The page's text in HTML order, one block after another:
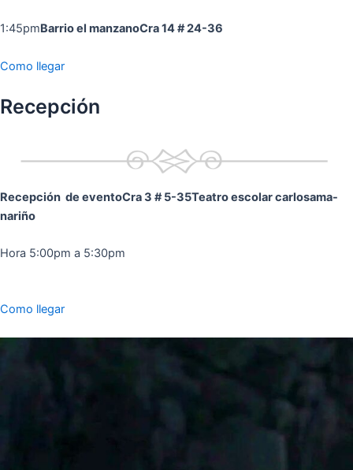
1:45pmBarrio el manzanoCra 14 # 24-36
Como llegar
Recepción
Recepción de eventoCra 3 # 5-35Teatro escolar carlosama-
nariño
Hora 5:00pm a 5:30pm
Como llegar